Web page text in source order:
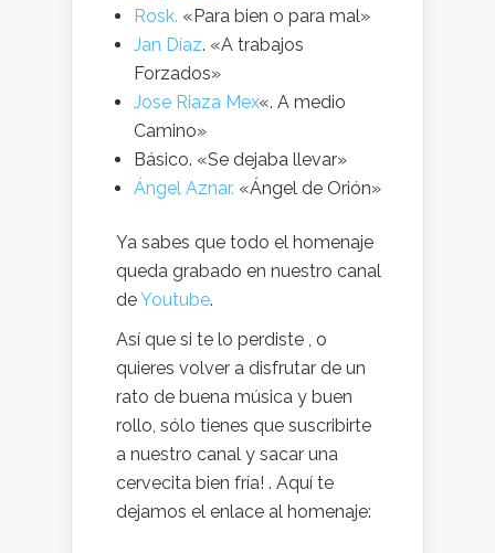
Rosk. «Para bien o para mal»
Jan Díaz. «A trabajos
Forzados»
Jose Riaza Mex«. A medio
Camino»
Básico. «Se dejaba llevar»
Ángel Aznar. «Ángel de Orión»
Ya sabes que todo el homenaje
queda grabado en nuestro canal
deYoutube.
Así que si te lo perdiste , o
quieres volver a disfrutar de un
rato de buena música y buen
rollo, sólo tienes que suscribirte
a nuestro canal y sacar una
cervecita bien fría! . Aquí te
dejamos el enlace al homenaje: